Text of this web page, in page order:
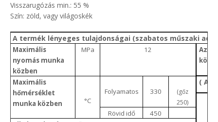
Visszarugózás min.: 55 %
Szín: zöld, vagy világoskék
A termék lényeges tulajdonságai (szabatos műszaki
Maximális
nyomás munka
közben
MPa 12
Az
Maximális
hőmérséklet
munka közben
°C
Folyamatos 330
(gőz
250)
( A )
Rövid idő
450